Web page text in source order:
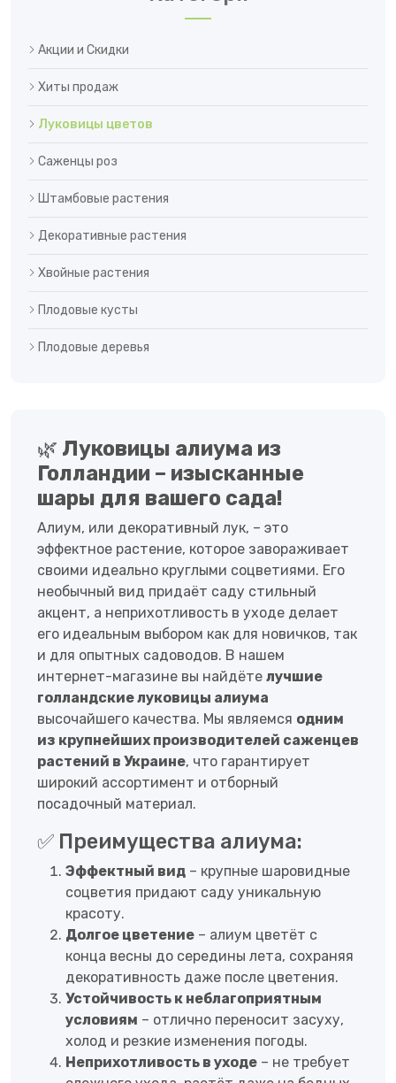
Акции и Скидки
Хиты продаж
Луковицы цветов
Саженцы роз
Штамбовые растения
Декоративные растения
Хвойные растения
Плодовые кусты
Плодовые деревья
🌿 Луковицы алиума из
Голландии – изысканные
шары для вашего сада!
Алиум, или декоративный лук, – это
эффектное растение, которое завораживает
своими идеально круглыми соцветиями. Его
необычный вид придаёт саду стильный
акцент, а неприхотливость в уходе делает
его идеальным выбором как для новичков, так
и для опытных садоводов. В нашем
интернет-магазине вы найдёте лучшие
голландские луковицы алиума
высочайшего качества. Мы являемся одним
из крупнейших производителей саженцев
растений в Украине, что гарантирует
широкий ассортимент и отборный
посадочный материал.
✅ Преимущества алиума:
Эффектный вид – крупные шаровидные
соцветия придают саду уникальную
красоту.
Долгое цветение – алиум цветёт с
конца весны до середины лета, сохраняя
декоративность даже после цветения.
Устойчивость к неблагоприятным
условиям – отлично переносит засуху,
холод и резкие изменения погоды.
Неприхотливость в уходе – не требует